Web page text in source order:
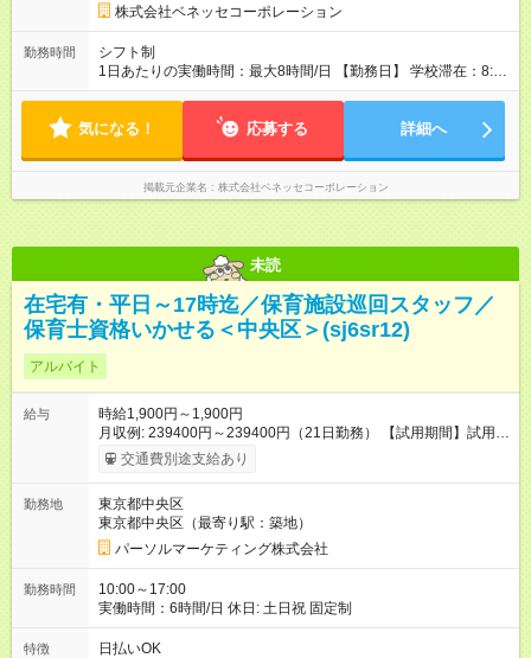
株式会社ベネッセコーポレーション
勤務時間
シフト制
1日あたりの実働時間：最大8時間/日 【勤務日】 学校滞在：8:30
～17:30の間の実働7時間(うち休憩１時間) ＋ 在宅での事務作業1
成等1時間) ※勤務時間が8:30～の場合、朝8時半から学校で就業
OK！
気になる！ 応募する 詳細へ
掲載元企業名 株式会社ベネッセコーポレーション
未読
在宅有・平日～17時迄／保育施設巡回スタッフ／
保育士資格いかせる＜中央区＞(sj6sr12)
アルバイト
給与
時給1,900円～1,900円
月収例: 239400円～239400円（21日勤務） 【試用期間】試用期
間なし交通費別途支給あり
勤務地
東京都中央区
東京都中央区（最寄り駅：築地）
パーソルマーケティング株式会社
勤務時間
10:00～17:00
実働時間：6時間/日 休日: 土日祝 固定制
特徴 日払いOK